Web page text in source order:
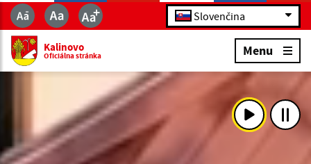
Slovenčina
Kalinovo
Oficiálna stránka Menu